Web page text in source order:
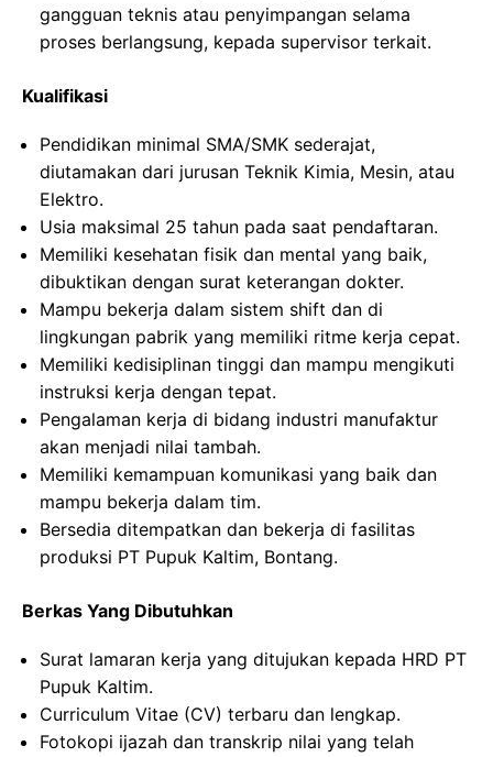
gangguan teknis atau penyimpangan selama
proses berlangsung, kepada supervisor terkait.
Kualifikasi
Pendidikan minimal SMA/SMK sederajat,
diutamakan dari jurusan Teknik Kimia, Mesin, atau
Elektro.
Usia maksimal 25 tahun pada saat pendaftaran.
Memiliki kesehatan fisik dan mental yang baik,
dibuktikan dengan surat keterangan dokter.
Mampu bekerja dalam sistem shift dan di
lingkungan pabrik yang memiliki ritme kerja cepat.
Memiliki kedisiplinan tinggi dan mampu mengikuti
instruksi kerja dengan tepat.
Pengalaman kerja di bidang industri manufaktur
akan menjadi nilai tambah.
Memiliki kemampuan komunikasi yang baik dan
mampu bekerja dalam tim.
Bersedia ditempatkan dan bekerja di fasilitas
produksi PT Pupuk Kaltim, Bontang.
Berkas Yang Dibutuhkan
Surat lamaran kerja yang ditujukan kepada HRD PT
Pupuk Kaltim.
Curriculum Vitae (CV) terbaru dan lengkap.
Fotokopi ijazah dan transkrip nilai yang telah